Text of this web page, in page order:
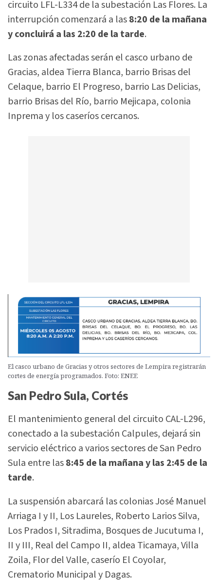
circuito LFL-L334 de la subestación Las Flores. La
interrupción comenzará a las8:20 de la mañana
y concluirá a las 2:20 de la tarde.
Las zonas afectadas serán el casco urbano de
Gracias, aldea Tierra Blanca, barrio Brisas del
Celaque, barrio El Progreso, barrio Las Delicias,
barrio Brisas del Río, barrio Mejicapa, colonia
Inprema y los caseríos cercanos.
El casco urbano de Gracias y otros sectores de Lempira registrarán
cortes de energía programados. Foto: ENEE
San Pedro Sula, Cortés
El mantenimiento general del circuito CAL-L296,
conectado a la subestación Calpules, dejará sin
servicio eléctrico a varios sectores de San Pedro
Sula entre las8:45 de la mañana y las 2:45 de la
tarde.
La suspensión abarcará las colonias José Manuel
Arriaga I y II, Los Laureles, Roberto Larios Silva,
Los Prados I, Sitradima, Bosques de Jucutuma I,
II y III, Real del Campo II, aldea Ticamaya, Villa
Zoila, Flor del Valle, caserío El Coyolar,
Crematorio Municipal y Dagas.